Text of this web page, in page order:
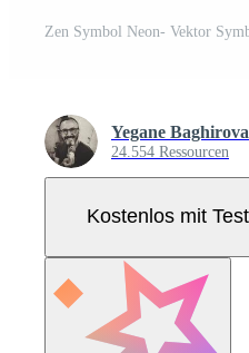
Zen Symbol Neon- Vektor
Yegane Baghirova
24.554 Ressourcen
Kostenlos mit